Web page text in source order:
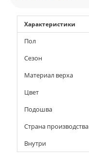
Характеристики
Пол
Сезон
Материал верха
Цвет
Подошва
Страна производства
Внутри